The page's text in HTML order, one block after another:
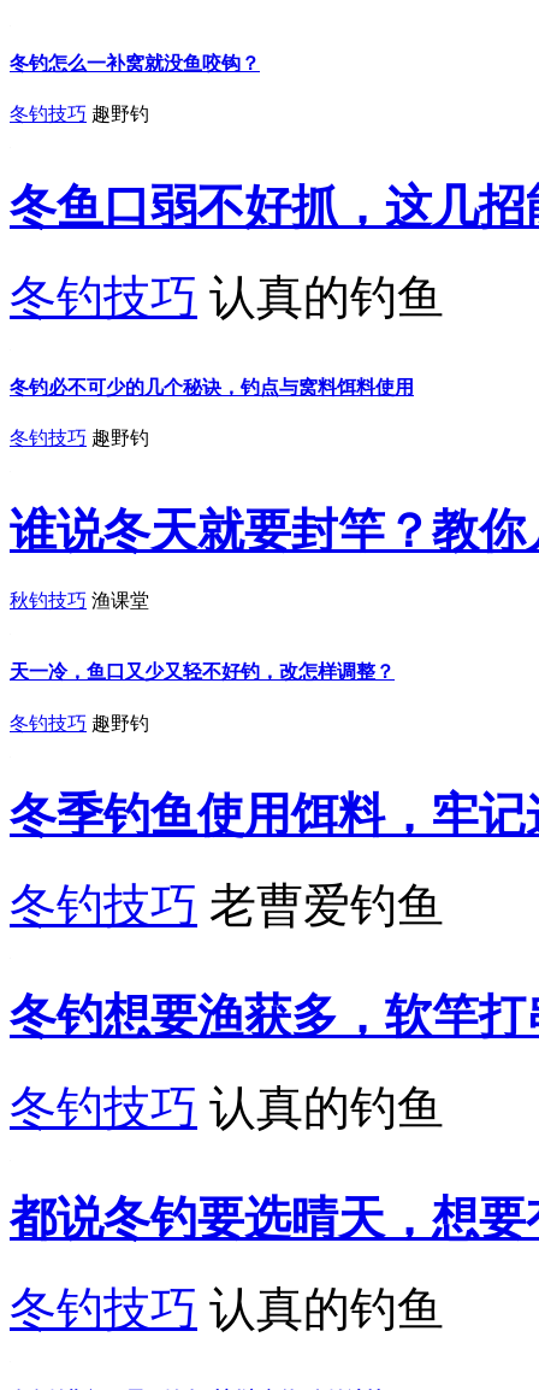
冬钓怎么一补窝就没鱼咬钩？
冬钓技巧 趣野钓
冬鱼口弱不好抓，这几
冬钓技巧 认真的钓鱼
冬钓必不可少的几个秘诀，钓点与窝料饵料使用
冬钓技巧 趣野钓
谁说冬天就要封竿？教
秋钓技巧 渔课堂
天一冷，鱼口又少又轻不好钓，改怎样调整？
冬钓技巧 趣野钓
冬季钓鱼使用饵料，牢
冬钓技巧 老曹爱钓鱼
冬钓想要渔获多，软竿
冬钓技巧 认真的钓鱼
都说冬钓要选晴天，想
冬钓技巧 认真的钓鱼